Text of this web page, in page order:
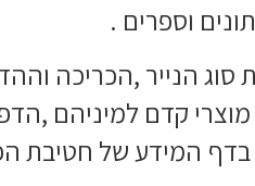
וספרים .
הנייר ,הכריכה
קדם למיניהם
בדף המידע של חטיבת